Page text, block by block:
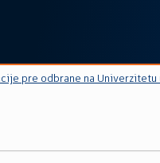
pre odbrane na Univerzitetu